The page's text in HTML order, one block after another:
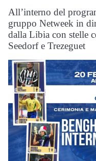
All’interno del
gruppo Netweek in
dalla Libia con stelle
Seedorf e Trezeguet